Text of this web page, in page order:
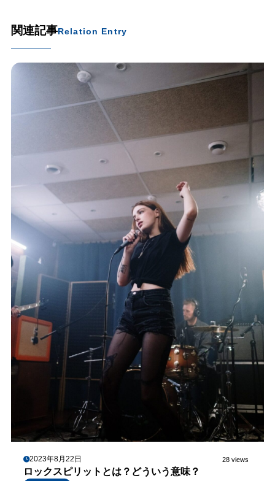
関連記事Relation Entry
2023年8月22日 28 views
ロックスピリットとは？どういう意味？